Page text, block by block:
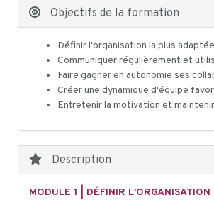
Objectifs de la formation
Définir l'organisation la plus
Communiquer régulièrement et
Faire gagner en autonomie ses
Créer une dynamique d'équipe
Entretenir la motivation et
Description
MODULE 1 | DÉFINIR